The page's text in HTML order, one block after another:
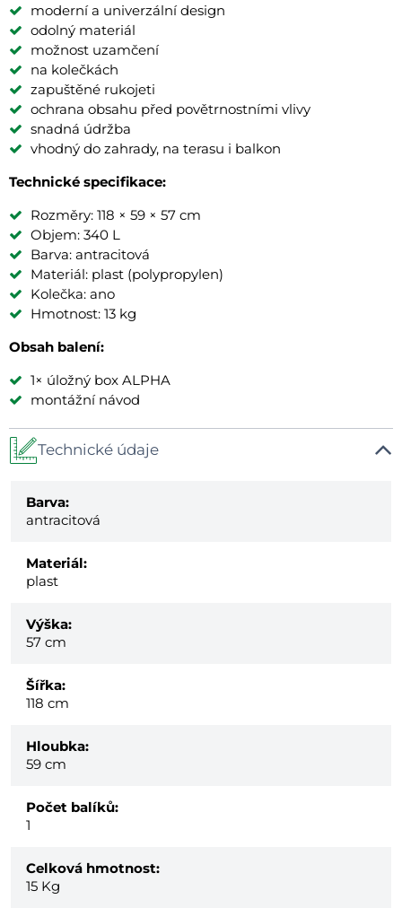
moderní a univerzální design
odolný materiál
možnost uzamčení
na kolečkách
zapuštěné rukojeti
ochrana obsahu před povětrnostními vlivy
snadná údržba
vhodný do zahrady, na terasu i balkon
Technické specifikace:
Rozměry: 118 × 59 × 57 cm
Objem: 340 L
Barva: antracitová
Materiál: plast (polypropylen)
Kolečka: ano
Hmotnost: 13 kg
Obsah balení:
1× úložný box ALPHA
montážní návod
Technické údaje
Barva:
antracitová
Materiál:
plast
Výška:
57 cm
Šířka:
118 cm
Hloubka:
59 cm
Počet balíků:
1
Celková hmotnost:
15 Kg